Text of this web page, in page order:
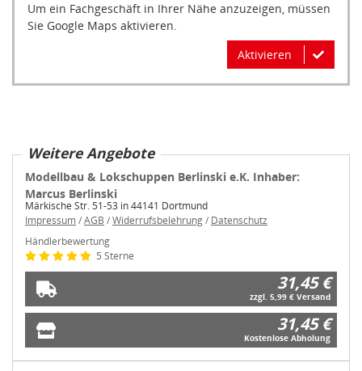
Um ein Fachgeschäft in Ihrer Nähe anzuzeigen, müssen
Sie Google Maps aktivieren.
Aktivieren
Weitere Angebote
Modellbau & Lokschuppen Berlinski e.K. Inhaber:
Marcus Berlinski
Märkische Str. 51-53 in 44141 Dortmund
Impressum/AGB /Widerrufsbelehrung/ Datenschutz
Händlerbewertung
5 Sterne
31,45 €
zzgl. 5,99 € Versand
31,45 €
Kostenlose Abholung